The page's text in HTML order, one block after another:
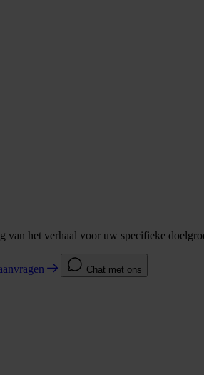
van het verhaal voor uw specifieke
Chat met ons